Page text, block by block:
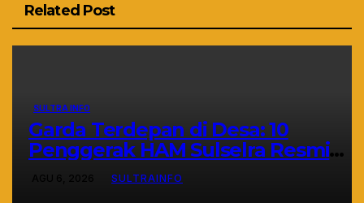
Related Post
SULTRA INFO
Garda Terdepan di Desa: 10
Penggerak HAM Sulselra Resmi
Bertugas Mengawal Asta Cita
Prabowo
SULTRAINFO